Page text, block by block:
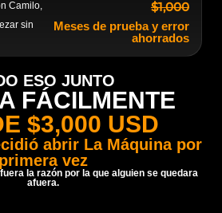
Camilo,
$1,000
sin
Meses de prueba y error
ahorrados
ESO JUNTO
FÁCILMENTE
$3,000 USD
abrir La Máquina por
primera vez
la razón por la que alguien se quedara
afuera.